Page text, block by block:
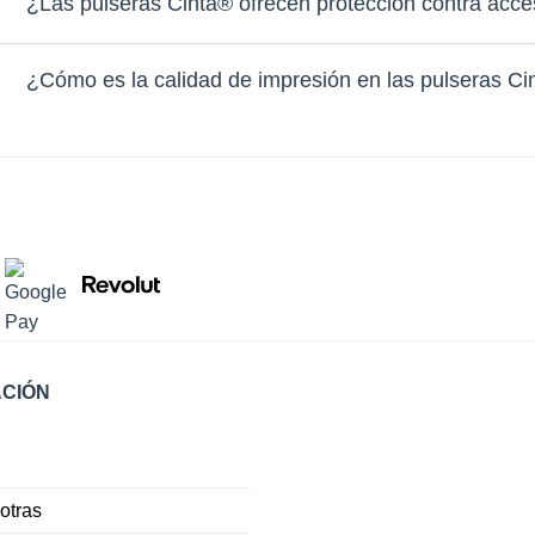
¿Cómo es la calidad de impresión en las pulseras